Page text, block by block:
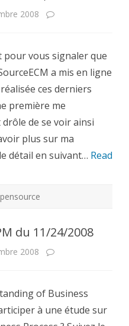
2008
vous signaler que
a mis en ligne
ces derniers
première me
de se voir ainsi
plus sur ma
détail en suivant… Read
du 11/24/2008
2008
of Business
à une étude sur